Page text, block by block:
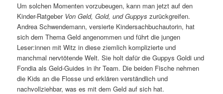
Um solchen Momenten vorzubeugen, kann man jetzt auf den
Kinder-Ratgeber Von Geld, Gold, und Guppys zurückgreifen.
Andrea Schwendemann, versierte Kindersachbuchautorin, hat
sich dem Thema Geld angenommen und führt die jungen
Leser:innen mit Witz in diese ziemlich komplizierte und
manchmal nervtötende Welt. Sie holt dafür die Guppys Goldi und
Fondia als Geld-Guides in ihr Team. Die beiden Fische nehmen
die Kids an die Flosse und erklären verständlich und
nachvollziehbar, was es mit dem Geld auf sich hat.